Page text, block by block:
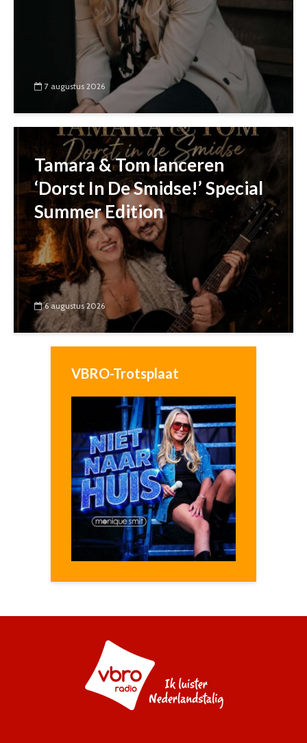
7 augustus 2026
Tamara & Tom lanceren
‘Dorst In De Smidse!’ Special
Summer Edition
6 augustus 2026
VBRO-Trotsplaat